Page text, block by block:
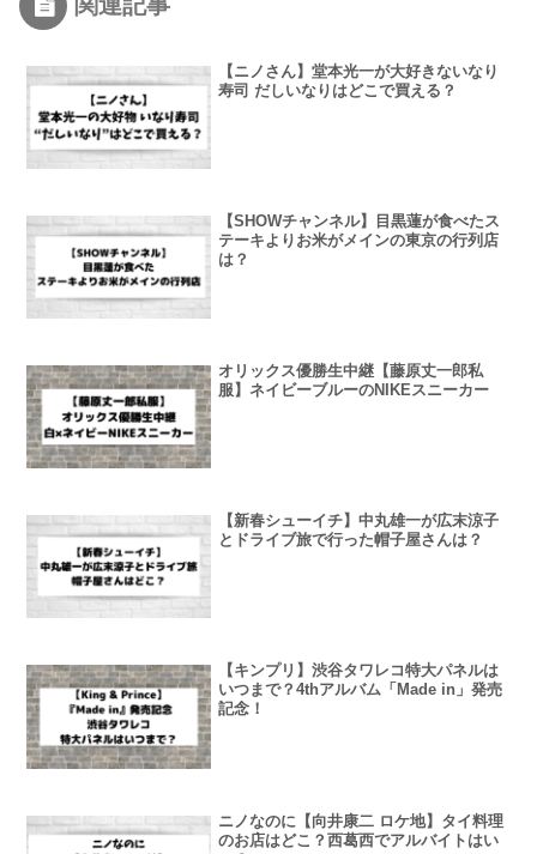
関連記事
【ニノさん】堂本光一が大好きないなり
寿司 だしいなりはどこで買える？
【SHOWチャンネル】目黒蓮が食べたス
テーキよりお米がメインの東京の行列店
は？
オリックス優勝生中継【藤原丈一郎私
服】ネイビーブルーのNIKEスニーカー
【新春シューイチ】中丸雄一が広末涼子
とドライブ旅で行った帽子屋さんは？
【キンプリ】渋谷タワレコ特大パネルは
いつまで？4thアルバム「Made in」発売
記念！
ニノなのに【向井康二 ロケ地】タイ料理
のお店はどこ？西葛西でアルバイトはい